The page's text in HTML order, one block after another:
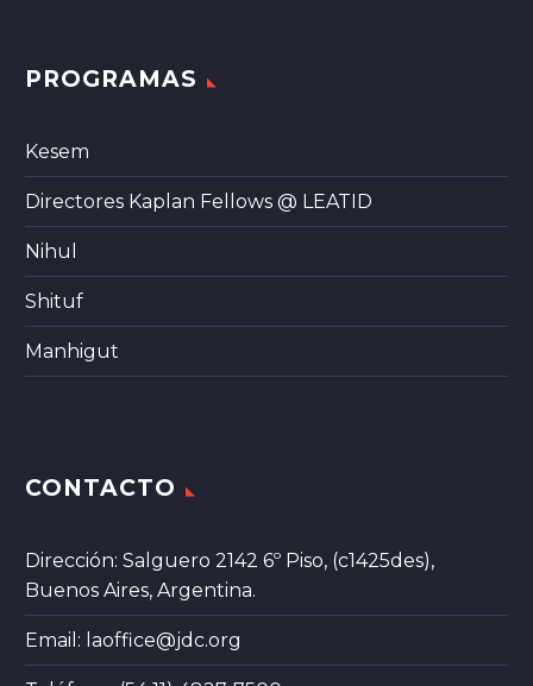
PROGRAMAS
Kesem
Directores Kaplan Fellows @ LEATID
Nihul
Shituf
Manhigut
CONTACTO
Dirección: Salguero 2142 6º Piso, (c1425des),
Buenos Aires, Argentina.
Email: laoffice@jdc.org